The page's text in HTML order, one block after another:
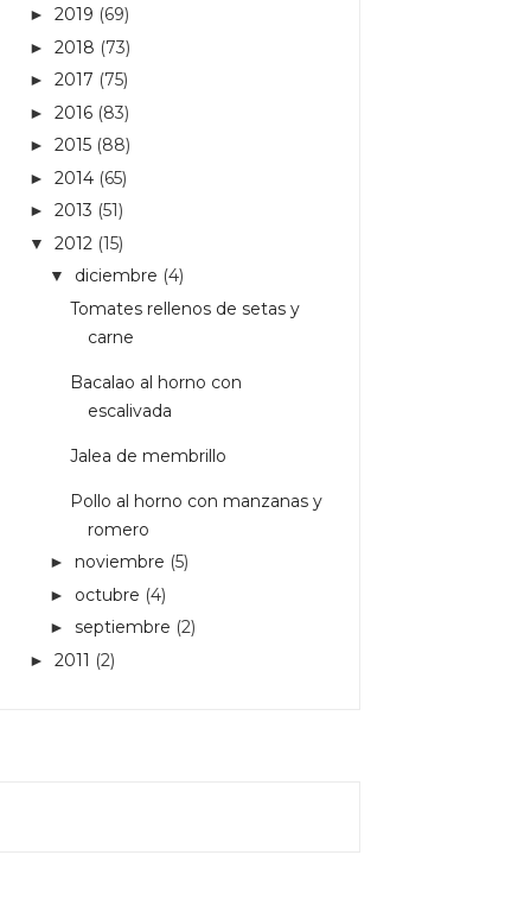
► 2019 (69)
► 2018 (73)
► 2017 (75)
► 2016 (83)
► 2015 (88)
► 2014 (65)
► 2013 (51)
▼ 2012 (15)
▼ diciembre (4)
Tomates rellenos de setas y
carne
Bacalao al horno con
escalivada
Jalea de membrillo
Pollo al horno con manzanas y
romero
► noviembre (5)
► octubre (4)
► septiembre (2)
► 2011 (2)